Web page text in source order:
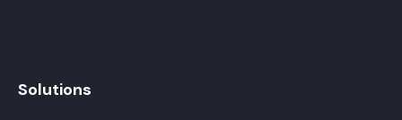
Solutions